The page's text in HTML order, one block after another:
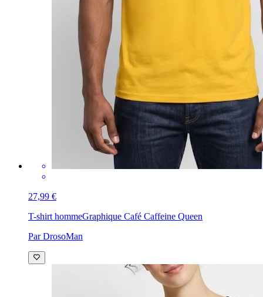
27,99 €
T-shirt hommeGraphique Café Caffeine Queen
Par DrosoMan